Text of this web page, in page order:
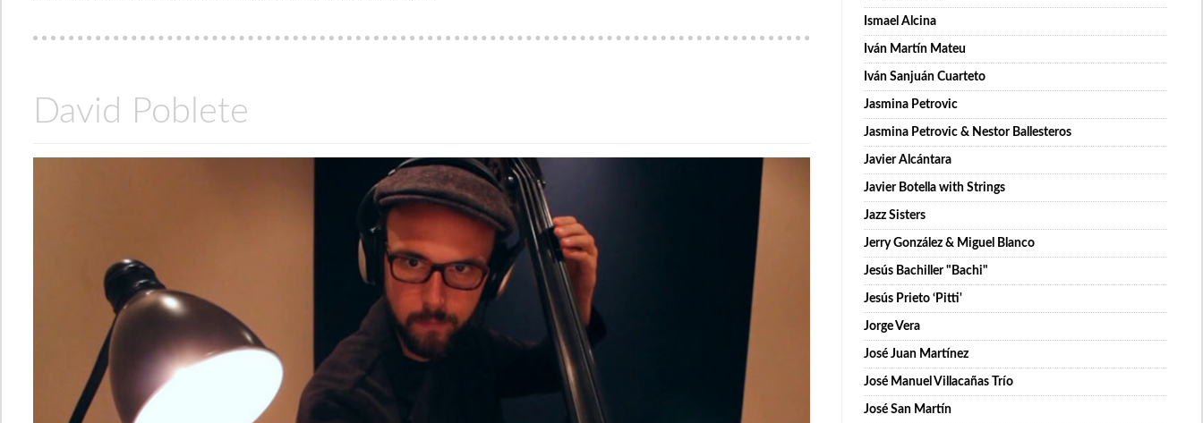
David Poblete
Ismael Alcina
Iván Martín Mateu
Iván Sanjuán Cuarteto
Jasmina Petrovic
Jasmina Petrovic & Nestor Ballesteros
Javier Alcántara
Javier Botella with Strings
Jazz Sisters
Jerry González & Miguel Blanco
Jesús Bachiller "Bachi"
Jesús Prieto ‘Pitti'
Jorge Vera
José Juan Martínez
José Manuel Villacañas Trío
José San Martín